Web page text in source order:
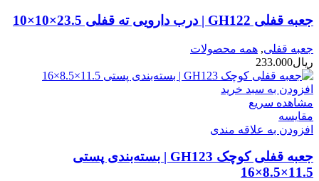
جعبه قفلی GH122 | درب دارویی ته قفلی 23.5×10×10
جعبه قفلی, همه محصولات
ریال233.000
افزودن به سبد خرید
مشاهده سریع
مقایسه
افزودن به علاقه مندی
جعبه قفلی کوچک GH123 | بسته‌بندی پستی
11.5×8.5×16